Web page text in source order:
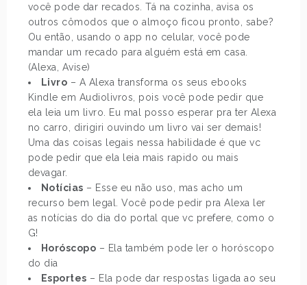
você pode dar recados. Tá na cozinha, avisa os
outros cômodos que o almoço ficou pronto, sabe?
Ou então, usando o app no celular, você pode
mandar um recado para alguém está em casa.
(Alexa, Avise)
Livro – A Alexa transforma os seus ebooks
Kindle em Audiolivros, pois você pode pedir que
ela leia um livro. Eu mal posso esperar pra ter Alexa
no carro, dirigiri ouvindo um livro vai ser demais!
Uma das coisas legais nessa habilidade é que vc
pode pedir que ela leia mais rapido ou mais
devagar.
Notícias – Esse eu não uso, mas acho um
recurso bem legal. Você pode pedir pra Alexa ler
as notícias do dia do portal que vc prefere, como o
G!
Horóscopo – Ela também pode ler o horóscopo
do dia
Esportes – Ela pode dar respostas ligada ao seu